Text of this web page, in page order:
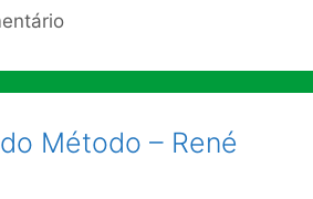
Método – René